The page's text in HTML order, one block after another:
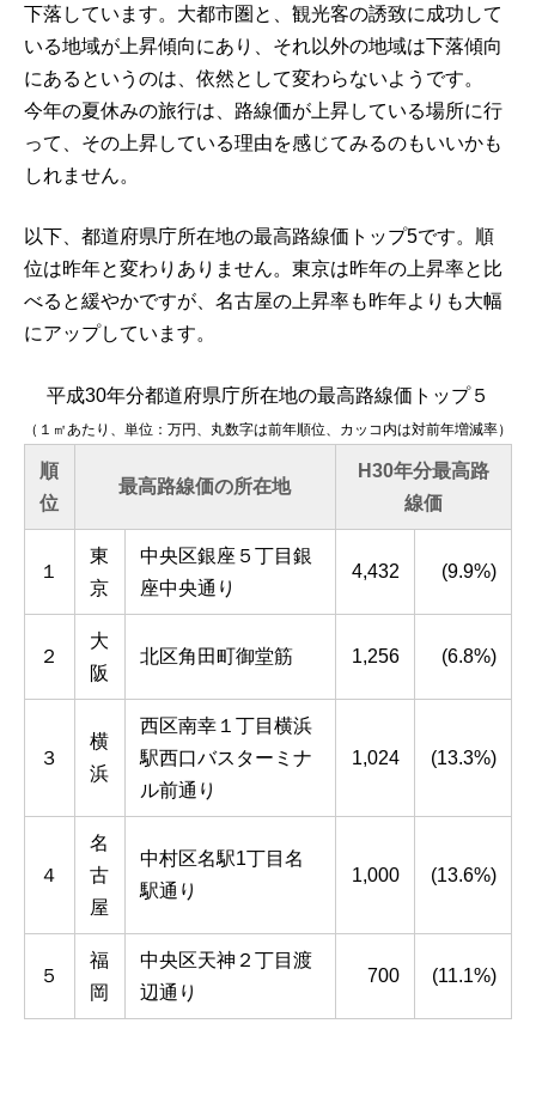
下落しています。大都市圏と、観光客の誘致に成功して
いる地域が上昇傾向にあり、それ以外の地域は下落傾向
にあるというのは、依然として変わらないようです。
今年の夏休みの旅行は、路線価が上昇している場所に行
って、その上昇している理由を感じてみるのもいいかも
しれません。
以下、都道府県庁所在地の最高路線価トップ5です。順
位は昨年と変わりありません。東京は昨年の上昇率と比
べると緩やかですが、名古屋の上昇率も昨年よりも大幅
にアップしています。
平成30年分都道府県庁所在地の最高路線価トップ５
（１㎡あたり、単位：万円、丸数字は前年順位、カッコ内は対前年増減率）
順
位
最高路線価の所在地
H30年分最高路
線価
１
東
京
中央区銀座５丁目銀
座中央通り
4,432 (9.9%)
２
大
阪
北区角田町御堂筋 1,256 (6.8%)
３
横
浜
西区南幸１丁目横浜
駅西口バスターミナ
ル前通り
1,024 (13.3%)
４
名
古
屋
中村区名駅1丁目名
駅通り
1,000 (13.6%)
５
福
岡
中央区天神２丁目渡
辺通り
700 (11.1%)